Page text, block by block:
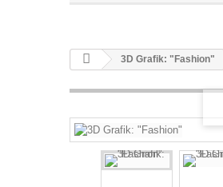
3D Grafik: "Fashion"